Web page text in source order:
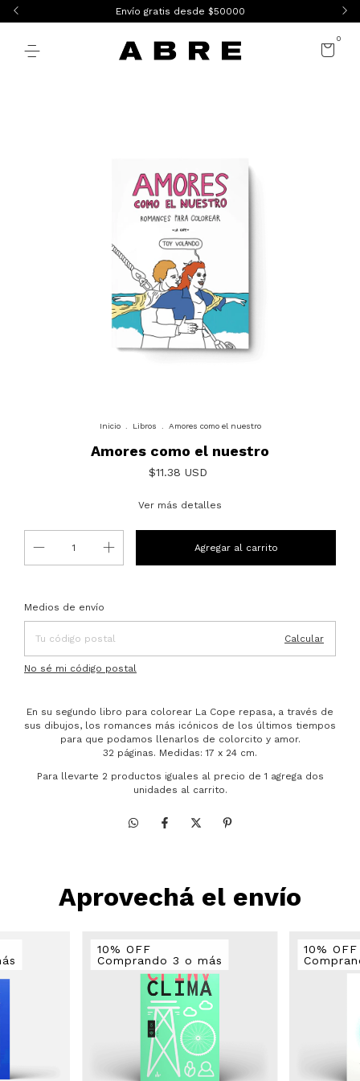
Envío gratis desde $50000
0
Inicio Libros Amores como el nuestro
Amores como el nuestro
$11.38 USD
Ver más detalles
Entregas para el CP:
Medios de envío
Calcular
No sé mi código postal
En su segundo libro para colorear La Cope repasa, a través de
sus dibujos, los romances más icónicos de los últimos tiempos
para que podamos llenarlos de colorcito y amor.
32 páginas. Medidas: 17 x 24 cm.
Para llevarte 2 productos iguales al precio de 1 agrega dos
unidades al carrito.
Aprovechá el envío
10% OFF
Comprando 3 o más
10% OFF